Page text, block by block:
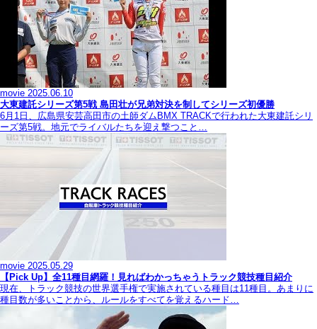
movie 2025.06.10
大東建託シリーズ第5戦 島田壮が兄弟対決を制してシリーズ初優勝
6月1日、広島県安芸高田市の土師ダムBMX TRACKで行われた大東建託シリ
ーズ第5戦。地元でライバルたちを迎え撃つこと…
movie 2025.05.29
【Pick Up】全11種目網羅！見ればわかっちゃうトラック競技種目紹介
現在、トラック競技の世界選手権で実施されている種目は11種目。あまりに
種目数が多いことから、ルールをすべてを覚えるハード…